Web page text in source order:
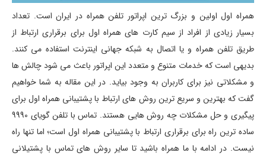
همراه اول اولین و بزرگ ترین اپراتور تلفن همراه در ایران است. تعداد
بسیار زیادی از افراد از سیم کارت های همراه اول برای برقراری ارتباط از
طریق تلفن همراه و یا اتصال به شبکه جهانی اینترنت استفاده می کنند.
بدیهی است که خدمات متنوع و متعدد این اپراتور باعث می شود چالش ها
و مشکلاتی نیز برای کاربران به وجود بیاید. در این مقاله به شما خواهیم
گفت که بهترین و سریع ترین روش های ارتباط با پشتیبانی همراه اول برای
پیگیری و حل مشکلات چه روش هایی هستند. تماس با تلفن گویای 9990
ساده ترین راه برای برقراری ارتباط با پشتیبانی همراه اول است؛ اما تنها راه
نیست. در ادامه با ما همراه باشید تا سایر روش های تماس با پشتیلانی